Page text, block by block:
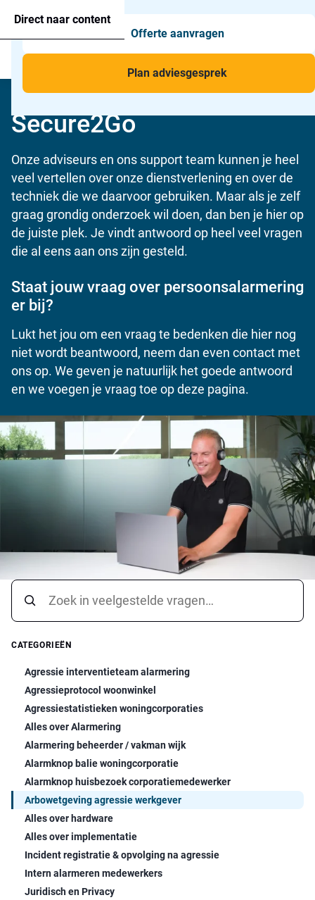
Direct naar content
Menu
Agressie alarmering
Man-down & BHV Alarmering
Voor wie
Toepassingen
Offerte aanvragen
Plan adviesgesprek
Kennisbank van
Secure2Go
Onze adviseurs en ons support team kunnen je heel
veel vertellen over onze dienstverlening en over de
techniek die we daarvoor gebruiken. Maar als je zelf
graag grondig onderzoek wil doen, dan ben je hier op
de juiste plek. Je vindt antwoord op heel veel vragen
die al eens aan ons zijn gesteld.
Staat jouw vraag over persoonsalarmering
er bij?
Lukt het jou om een vraag te bedenken die hier nog
niet wordt beantwoord, neem dan even contact met
ons op. We geven je natuurlijk het goede antwoord
en we voegen je vraag toe op deze pagina.
Zoek in veelgestelde vragen
CATEGORIEËN
Agressie interventieteam alarmering
Agressieprotocol woonwinkel
Agressiestatistieken woningcorporaties
Alles over Alarmering
Alarmering beheerder / vakman wijk
Alarmknop balie woningcorporatie
Alarmknop huisbezoek corporatiemedewerker
Arbowetgeving agressie werkgever
Alles over hardware
Alles over implementatie
Incident registratie & opvolging na agressie
Intern alarmeren medewerkers
Juridisch en Privacy